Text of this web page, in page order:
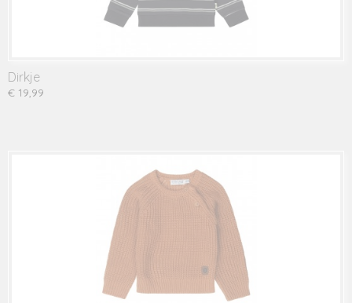
Dirkje
€ 19,99